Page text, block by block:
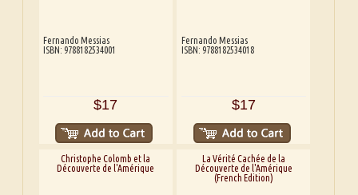
Fernando Messias
ISBN: 9788182534001
$17
Fernando Messias
ISBN: 9788182534018
$17
Christophe Colomb et la
Découverte de l'Amérique
La Vérité Cachée de la
Découverte de l'Amérique
(French Edition)